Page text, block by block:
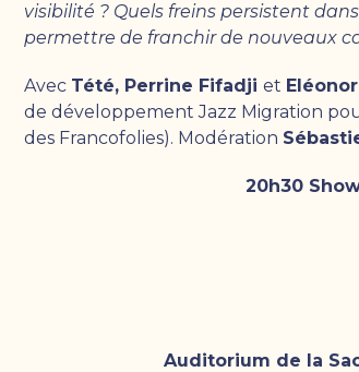
visibilité ? Quels freins persistent
permettre de franchir de nouveaux
Avec Tété, Perrine Fifadji et
de développement Jazz Migration
des Francofolies). Modération
20h30
Auditorium de la